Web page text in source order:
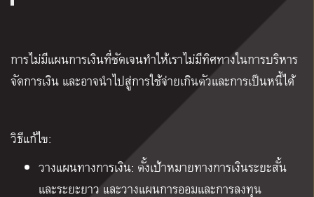
การไม่มีแผนการเงินที่ชัดเจนทำให้เราไม่มีทิศทางในการบริหาร
จัดการเงิน และอาจนำไปสู่การใช้จ่ายเกินตัวและการเป็นหนี้ได้
วิธีแก้ไข:
วางแผนทางการเงิน: ตั้งเป้าหมายทางการเงินระยะสั้น
และระยะยาว และวางแผนการออมและการลงทุน